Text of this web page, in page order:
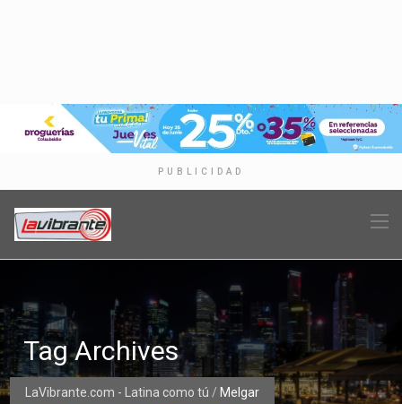
PUBLICIDAD
LaVibrante.com - Latina como tú / Melgar
Tag Archives